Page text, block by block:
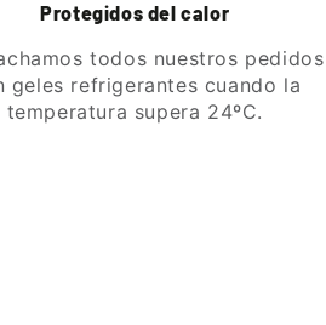
Protegidos del calor
todos nuestros pedidos
geles refrigerantes cuando la
temperatura supera 24ºC.